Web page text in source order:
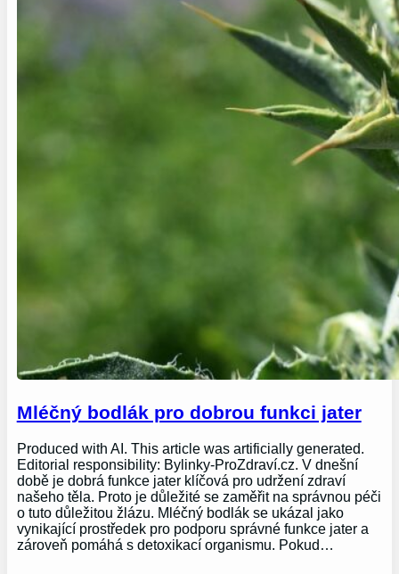
Mléčný bodlák pro dobrou funkci jater
Produced with AI. This article was artificially generated.
Editorial responsibility: Bylinky-ProZdraví.cz. V dnešní
době je dobrá funkce jater klíčová pro udržení zdraví
našeho těla. Proto je důležité se zaměřit na správnou péči
o tuto důležitou žlázu. Mléčný bodlák se ukázal jako
vynikající prostředek pro podporu správné funkce jater a
zároveň pomáhá s detoxikací organismu. Pokud…